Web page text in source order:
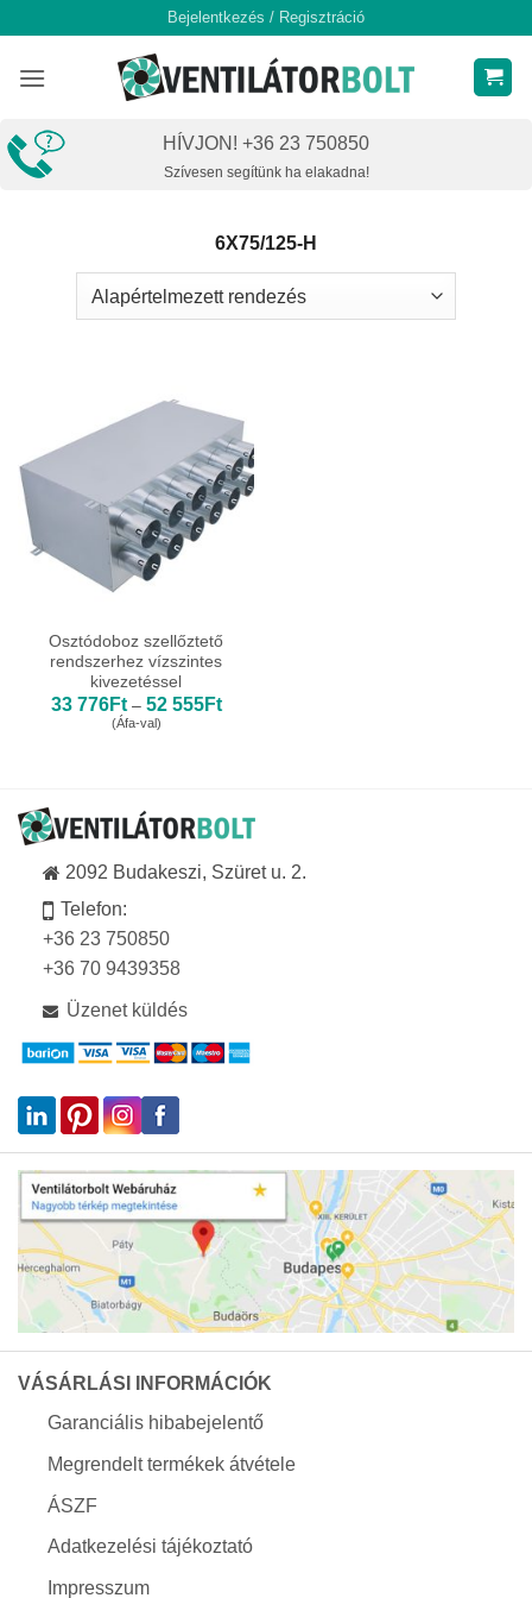
content
Bejelentkezés / Regisztráció
HÍVJON! +36 23 750850
Szívesen segítünk ha elakadna!
6X75/125-H
Osztódoboz szellőztető
rendszerhez vízszintes
kivezetéssel
33 776Ft – 52 555FtÁrtartomány:
(Áfa-val)
2092 Budakeszi, Szüret u. 2.
Telefon:
+36 23 750850
+36 70 9439358
Üzenet küldés
VÁSÁRLÁSI INFORMÁCIÓK
Garanciális hibabejelentő
Megrendelt termékek átvétele
ÁSZF
Adatkezelési tájékoztató
Impresszum